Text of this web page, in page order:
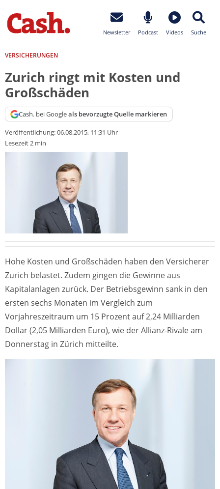
Newsletter Podcast Videos Suche
VERSICHERUNGEN
Zurich ringt mit Kosten und
Großschäden
Cash. bei Googleals bevorzugte Quelle markieren
Veröffentlichung:06.08.2015, 11:31 Uhr
Lesezeit 2 min
Hohe Kosten und Großschäden haben den Versicherer
Zurich belastet. Zudem gingen die Gewinne aus
Kapitalanlagen zurück. Der Betriebsgewinn sank in den
ersten sechs Monaten im Vergleich zum
Vorjahreszeitraum um 15 Prozent auf 2,24 Milliarden
Dollar (2,05 Milliarden Euro), wie der Allianz-Rivale am
Donnerstag in Zürich mitteilte.